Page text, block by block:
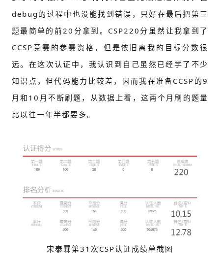
debug的过程中也没能找到错误，只好在最后把第三
题最简单的前20分拿到。CSP220分虽然让我拿到了
CCSP竞赛的参赛资格，但是依旧离我的目标分数很
远。在这次认证中，我认识到自己虽然已经学了不少
知识点，但代码能力比较差，因而我在准备CCSP的9
月和10月不断刷题，从数据上看，这两个月刷的题量
比以往一年半都要多。
宋泰霖第31次CSP认证成绩单截图